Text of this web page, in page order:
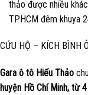
thảo được nhiều
TPHCM đêm khuya
CỨU HỘ – KÍCH BÌNH
Gara ô tô Hiếu Thảo
huyện Hồ Chí Minh, từ